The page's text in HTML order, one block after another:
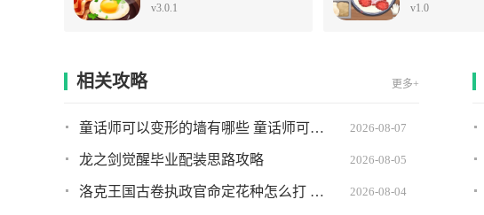
v3.0.1
v1.0
相关攻略 更多+
童话师可以变形的墙有哪些 童话师可以变形的墙推荐 2026-08-07
龙之剑觉醒毕业配装思路攻略 2026-08-05
洛克王国古卷执政官命定花种怎么打 古卷执政官命定花种打法攻略 2026-08-04